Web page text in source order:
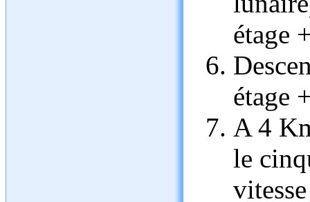
étage
étage
A 4
le